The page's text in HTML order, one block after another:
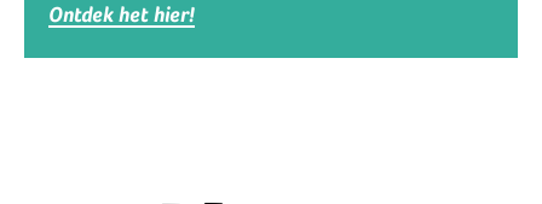
Ontdek het hier!